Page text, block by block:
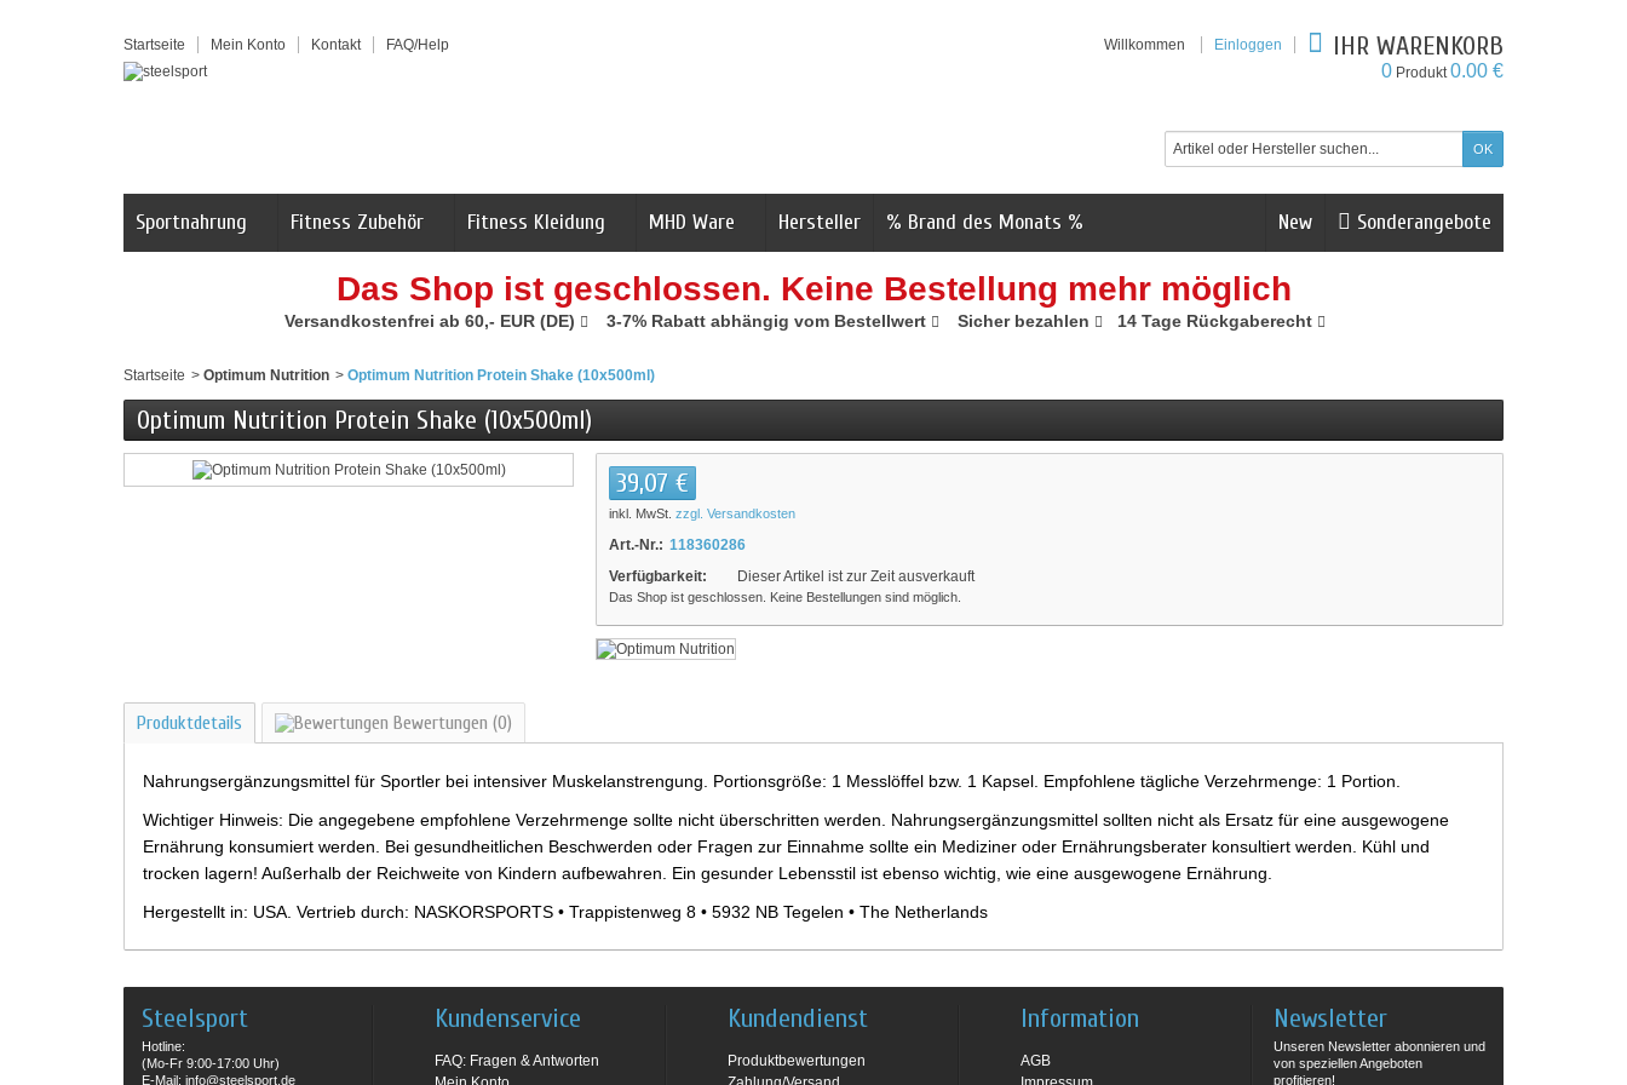
Startseite Mein Konto Kontakt FAQ/Help Willkommen Einloggen IHR WARENKORB
0 Produkt0.00 €
Sonderangebote
New
Sportnahrung Fitness Zubehör Fitness Kleidung MHD Ware Hersteller % Brand des Monats %
Das Shop ist geschlossen. Keine Bestellung mehr möglich
Versandkostenfrei ab 60,- EUR (DE) 3-7% Rabatt abhängig vom Bestellwert Sicher bezahlen 14 Tage Rückgaberecht
Startseite > Optimum Nutrition > Optimum Nutrition Protein Shake (10x500ml)
Optimum Nutrition Protein Shake (10x500ml)
39,07 €
inkl. MwSt. zzgl. Versandkosten
Art.-Nr.: 118360286
Verfügbarkeit:
Dieser Artikel ist zur Zeit ausverkauft
Das Shop ist geschlossen. Keine Bestellungen sind möglich.
Produktdetails Bewertungen (0)
Nahrungsergänzungsmittel für Sportler bei intensiver Muskelanstrengung. Portionsgröße: 1 Messlöffel bzw. 1 Kapsel. Empfohlene tägliche Verzehrmenge: 1 Portion.
Wichtiger Hinweis: Die angegebene empfohlene Verzehrmenge sollte nicht überschritten werden. Nahrungsergänzungsmittel sollten nicht als Ersatz für eine ausgewogene
Ernährung konsumiert werden. Bei gesundheitlichen Beschwerden oder Fragen zur Einnahme sollte ein Mediziner oder Ernährungsberater konsultiert werden. Kühl und
trocken lagern! Außerhalb der Reichweite von Kindern aufbewahren. Ein gesunder Lebensstil ist ebenso wichtig, wie eine ausgewogene Ernährung.
Hergestellt in: USA. Vertrieb durch: NASKORSPORTS • Trappistenweg 8 • 5932 NB Tegelen • The Netherlands
Steelsport
Hotline:
(Mo-Fr 9:00-17:00 Uhr)
E-Mail: info@steelsport.de
Kundenservice
FAQ: Fragen & Antworten
Kundendienst
Produktbewertungen
Information
AGB
Newsletter
Unseren Newsletter abonnieren und
von speziellen Angeboten
profitieren!